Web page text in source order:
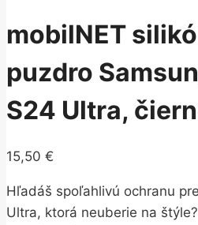
mobilNET
puzdro
S24 Ultra,
15,50 €
Hľadáš spoľahlivú ochranu
Ultra, ktorá neuberie na